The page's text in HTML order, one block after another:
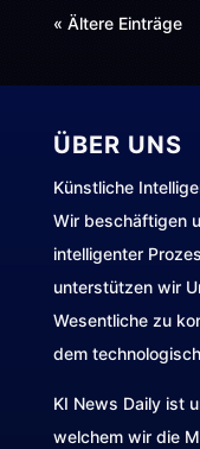
« Ältere Einträge
ÜBER UNS
Künstliche
Wir beschäftigen
intelligenter
unterstützen wir
Wesentliche zu
dem
KI News Daily ist
welchem wir die